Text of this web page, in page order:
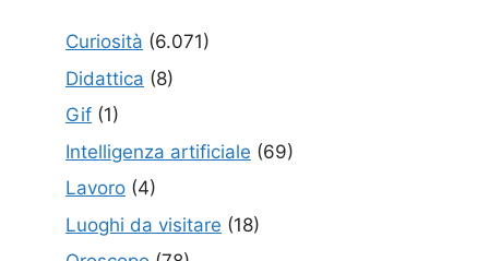
Curiosità (6.071)
Didattica (8)
Gif (1)
Intelligenza artificiale (69)
Lavoro (4)
Luoghi da visitare (18)